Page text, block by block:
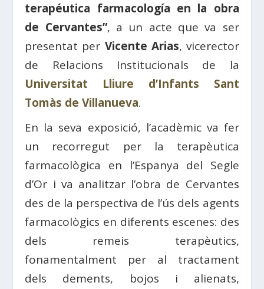
terapéutica farmacología en la obra
de Cervantes”, a un acte que va ser
presentat per Vicente Arias, vicerector
de Relacions Institucionals de la
Universitat Lliure d’Infants Sant
Tomàs de Villanueva.
En la seva exposició, l’acadèmic va fer
un recorregut per la terapèutica
farmacològica en l’Espanya del Segle
d’Or i va analitzar l’obra de Cervantes
des de la perspectiva de l’ús dels agents
farmacològics en diferents escenes: des
dels remeis terapèutics,
fonamentalment per al tractament
dels dements, bojos i alienats,